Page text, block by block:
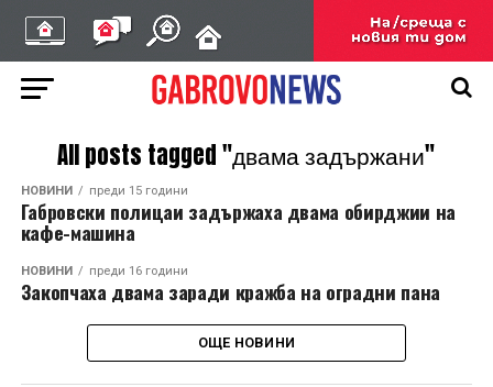
All posts tagged "двама задържани"
НОВИНИ преди 15 години
Габровски полицаи задържаха двама обирджии на
кафе-машина
НОВИНИ преди 16 години
Закопчаха двама заради кражба на оградни пана
ОЩЕ НОВИНИ